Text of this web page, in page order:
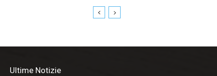
Ultime Notizie